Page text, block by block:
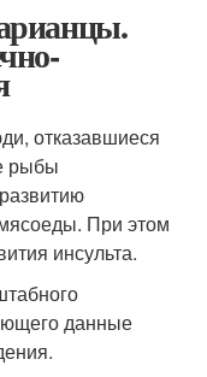
отказавшиеся
рыбы
При этом
инсульта.
данные